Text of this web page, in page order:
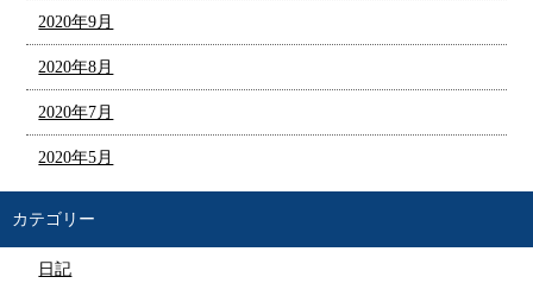
2020年9月
2020年8月
2020年7月
2020年5月
カテゴリー
日記